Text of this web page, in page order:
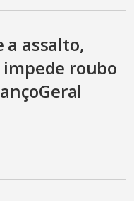
a assalto,
roubo